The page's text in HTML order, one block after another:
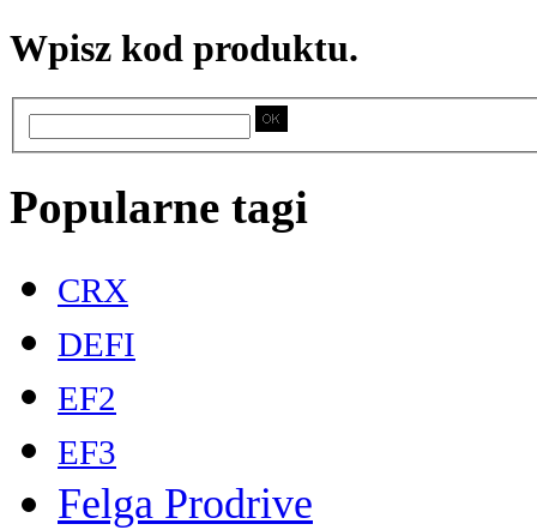
Wpisz kod produktu.
Popularne tagi
CRX
DEFI
EF2
EF3
Felga Prodrive